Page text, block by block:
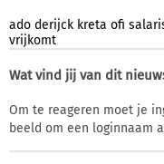
ado derijck kreta ofi
vrijkomt
Wat vind jij van dit
Om te reageren moet je
beeld om een loginnaam